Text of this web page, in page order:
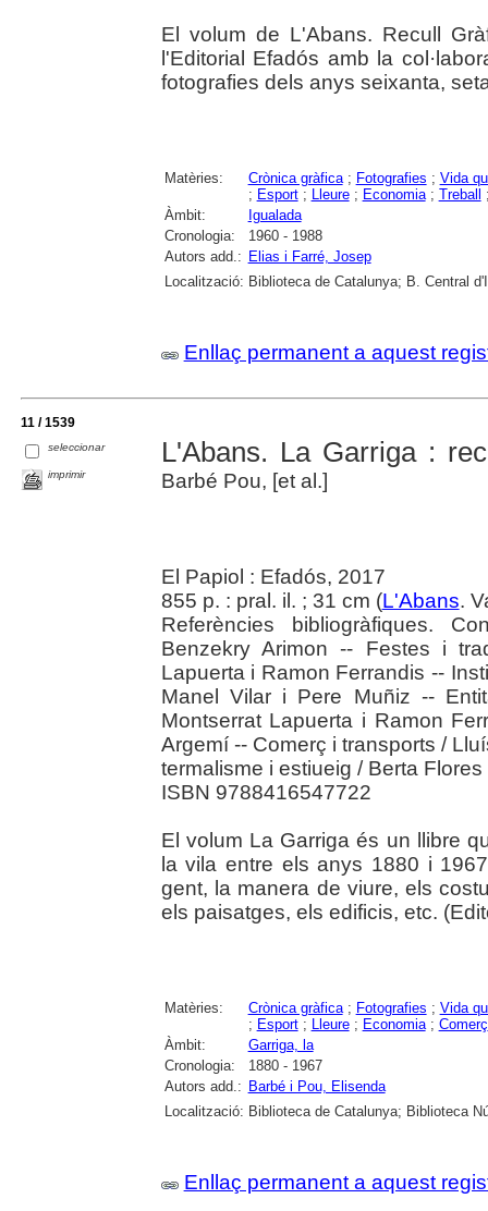
El volum de L'Abans. Recull
l'Editorial Efadós amb la
fotografies dels anys seixanta,
Matèries: Crònica gràfica; Fotografies ; Vida
; Esport; Lleure; Economia; Treball
Àmbit:
Igualada
Cronologia:
1960 - 1988
Autors add.: Elias i Farré, Josep
Localització: Biblioteca de Catalunya; B. Central
Enllaç permanent a aquest
11 / 1539
seleccionar
imprimir
L'Abans. La Garriga :
Barbé Pou, [et al.]
El Papiol : Efadós, 2017
855 p. : pral. il. ; 31 cm (L'Abans.
Referències bibliogràfiques.
Benzekry Arimon -- Festes i
Lapuerta i Ramon Ferrandis --
Manel Vilar i Pere Muñiz --
Montserrat Lapuerta i Ramon
Argemí -- Comerç i transports /
termalisme i estiueig / Berta
ISBN 9788416547722
El volum La Garriga és un llibre
la vila entre els anys 1880 i
gent, la manera de viure, els
els paisatges, els edificis, etc.
Matèries: Crònica gràfica; Fotografies ; Vida
; Esport; Lleure; Economia; Comerç
Àmbit:
Garriga, la
Cronologia:
1880 - 1967
Autors add.: Barbé i Pou, Elisenda
Localització: Biblioteca de Catalunya; Biblioteca
Enllaç permanent a aquest